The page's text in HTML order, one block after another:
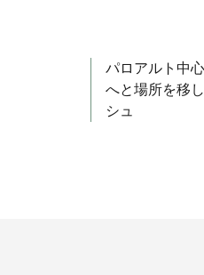
パロアルト中
へと場所を移
シュ